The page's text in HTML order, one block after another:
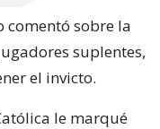
comentó sobre la
suplentes,
el invicto.
le marqué